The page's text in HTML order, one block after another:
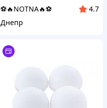
⚽️🔥NOTNA🔥⚽️
4.7
Днепр